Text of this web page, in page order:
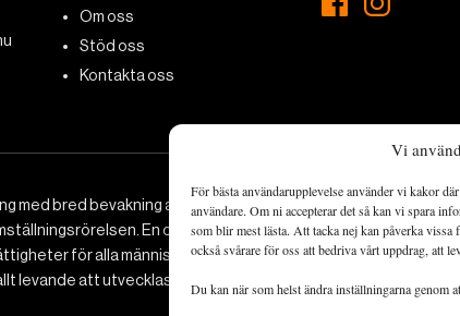
Vi
För bästa användarupplevelse använder vi kakor
användare. Om ni accepterar det så kan vi spara
som blir mest lästa. Att tacka nej kan påverka
också svårare för oss att bedriva vårt uppdrag, att
Du kan när som helst ändra inställningarna genom
Om oss
Stöd oss
Kontakta oss
med bred bevakning av det viktigaste som händer
En omställning till ett hållbart
för alla människor, minskade ekonomiska
levande att utvecklas och frodas.